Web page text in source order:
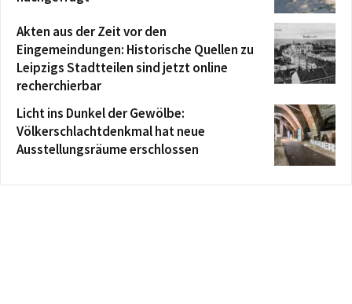
Akten aus der Zeit vor den
Eingemeindungen: Historische Quellen zu
Leipzigs Stadtteilen sind jetzt online
recherchierbar
Licht ins Dunkel der Gewölbe:
Völkerschlachtdenkmal hat neue
Ausstellungsräume erschlossen